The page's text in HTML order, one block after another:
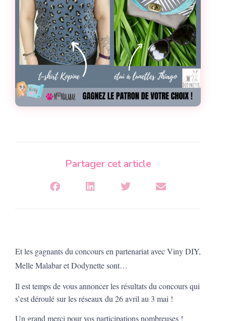
Partager cet article
Et les gagnants du concours en partenariat avec Viny DIY,
Melle Malabar et Dodynette sont…
Il est temps de vous annoncer les résultats du concours qui
s’est déroulé sur les réseaux du 26 avril au 3 mai !
Un grand merci pour vos participations nombreuses !